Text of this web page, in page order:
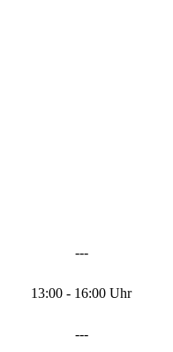
---
13:00 - 16:00 Uhr
---